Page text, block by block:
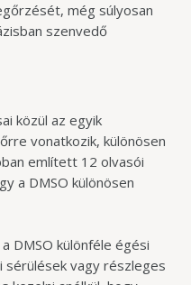
még súlyosan
szenvedő
közül az egyik
vonatkozik, különösen
említett 12 olvasói
a DMSO különösen
DMSO különféle égési
vagy részleges